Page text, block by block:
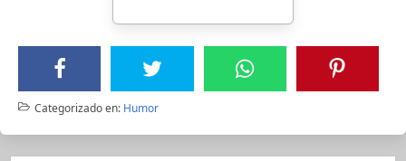
Categorizado en: Humor